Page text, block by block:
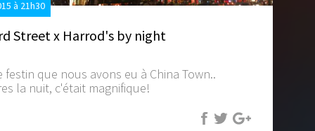
à 21h30
Street x Harrod's by night
que nous avons eu à China Town..
la nuit, c'était magnifique!